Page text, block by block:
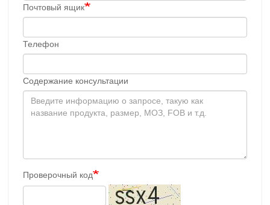
Почтовый ящик
Телефон
Содержание консультации
Проверочный код